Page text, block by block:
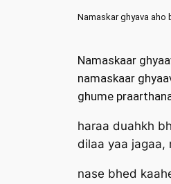
Namaskar ghyava aho
Namaskaar
namaskaar
ghume
haraa duahkh
dilaa yaa jagaa,
nase bhed